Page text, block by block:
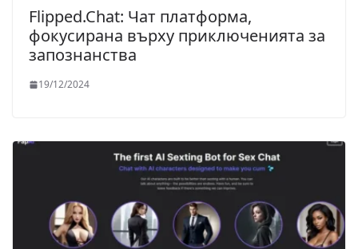
Flipped.Chat: Чат платформа,
фокусирана върху приключенията за
запознанства
19/12/2024